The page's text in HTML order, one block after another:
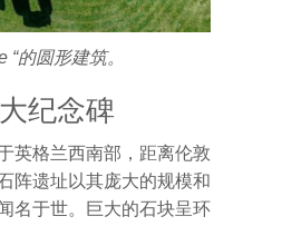
“的圆形建筑。
纪念碑
英格兰西南部，距离伦敦
阵遗址以其庞大的规模和
名于世。巨大的石块呈环